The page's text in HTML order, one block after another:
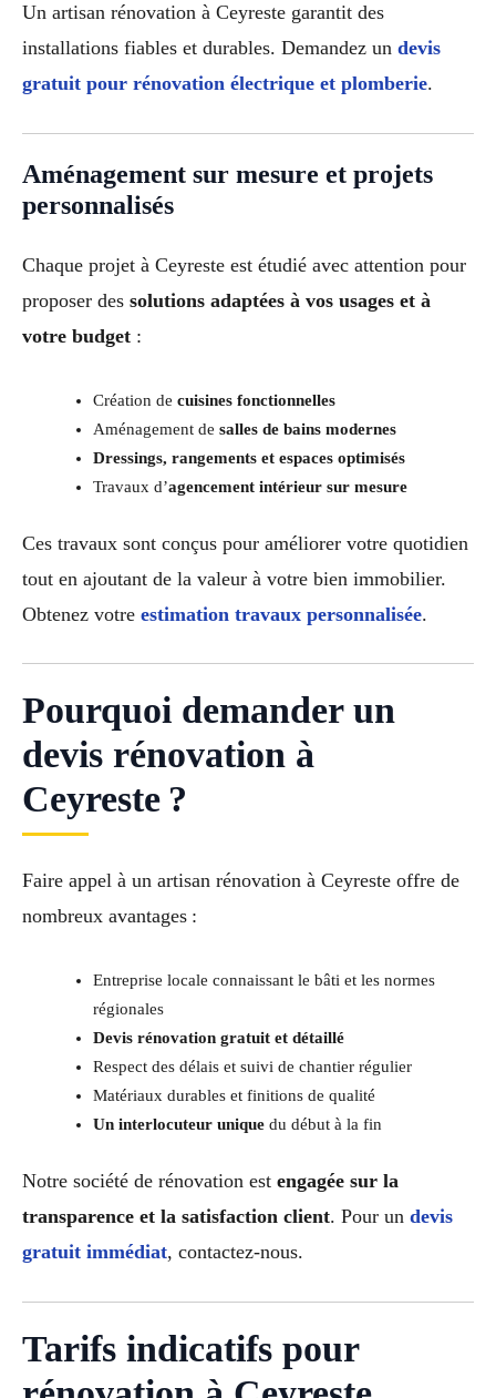
Un artisan rénovation à Ceyreste garantit des
installations fiables et durables. Demandez un devis
gratuit pour rénovation électrique et plomberie.
Aménagement sur mesure et projets
personnalisés
Chaque projet à Ceyreste est étudié avec attention pour
proposer des solutions adaptées à vos usages et à
votre budget :
Création de cuisines fonctionnelles
Aménagement de salles de bains modernes
Dressings, rangements et espaces optimisés
Travaux d’agencement intérieur sur mesure
Ces travaux sont conçus pour améliorer votre quotidien
tout en ajoutant de la valeur à votre bien immobilier.
Obtenez votre estimation travaux personnalisée.
Pourquoi demander un
devis rénovation à
Ceyreste ?
Faire appel à un artisan rénovation à Ceyreste offre de
nombreux avantages :
Entreprise locale connaissant le bâti et les normes
régionales
Devis rénovation gratuit et détaillé
Respect des délais et suivi de chantier régulier
Matériaux durables et finitions de qualité
Un interlocuteur uniquedu début à la fin
Notre société de rénovation est engagée sur la
transparence et la satisfaction client. Pour un devis
gratuit immédiat, contactez-nous.
Tarifs indicatifs pour